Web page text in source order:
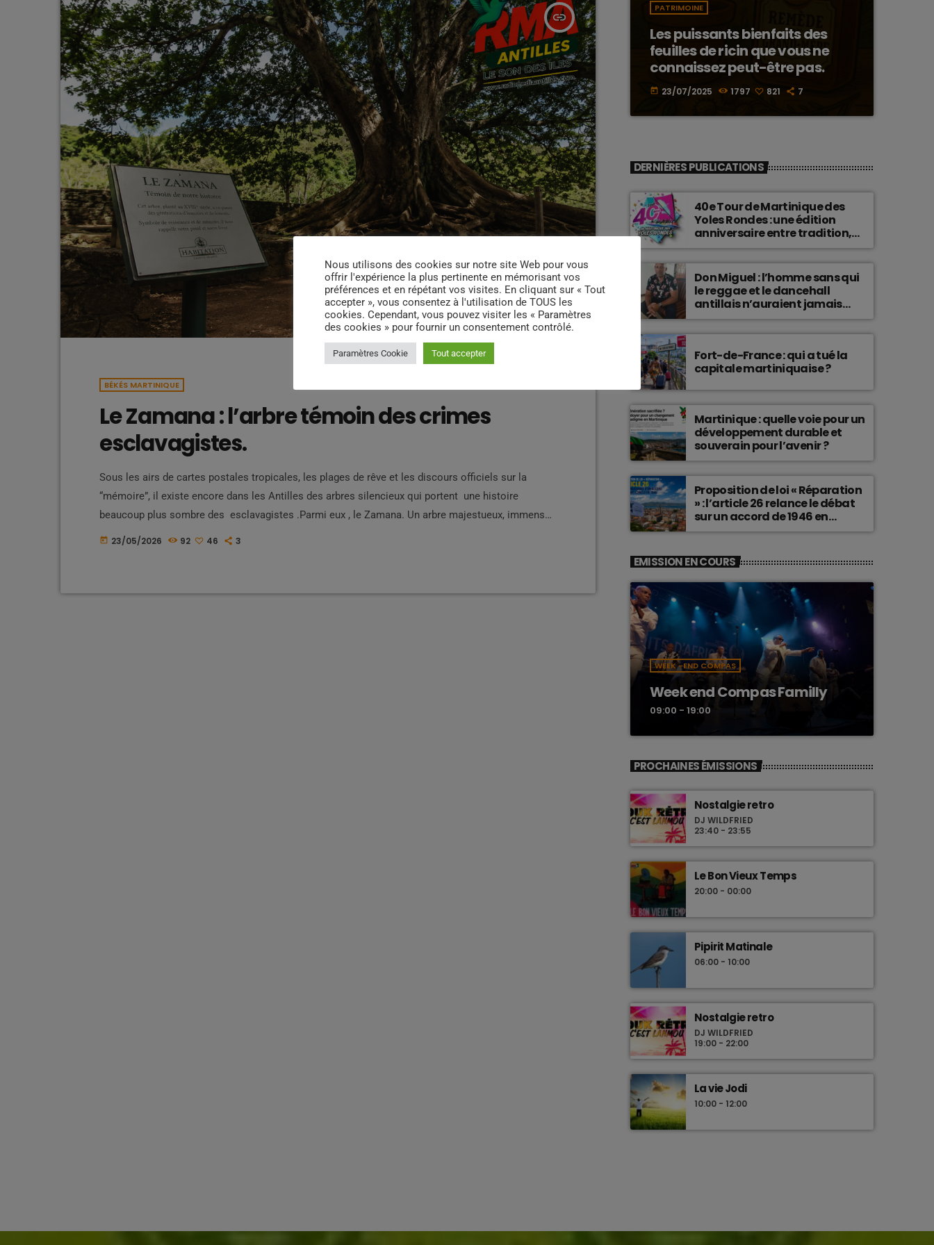
insert_link
BÉKÉS MARTINIQUE
Le Zamana : l’arbre témoin des crimes
esclavagistes.
Sous les airs de cartes postales tropicales, les plages de rêve et les discours officiels sur la
“mémoire”, il existe encore dans les Antilles des arbres silencieux qui portent une histoire
beaucoup plus sombre des esclavagistes .Parmi eux , le Zamana. Un arbre majestueux, immense,
parfois présenté aujourd’hui comme patrimoine naturel ou attraction touristique. Pourtant pour les
today 23/05/2026 92 46 3
PATRIMOINE
Les puissants bienfaits des
feuilles de ricin que vous ne
connaissez peut-être pas.
today 23/07/2025 1797 821 7
DERNIÈRES PUBLICATIONS
40e Tour de Martinique des
Yoles Rondes : une édition
anniversaire entre tradition,
passion et fierté
martiniquaise.
Don Miguel : l’homme sans qui
le reggae et le dancehall
antillais n’auraient jamais
connu une telle histoire.
Fort-de-France : qui a tué la
capitale martiniquaise ?
Martinique : quelle voie pour un
développement durable et
souverain pour l’avenir ?
Proposition de loi « Réparation
» : l’article 26 relance le débat
sur un accord de 1946 en
Martinique
EMISSION EN COURS
WEEK -END COMPAS
Week end Compas Familly
09:00 - 19:00
PROCHAINES ÉMISSIONS
Nostalgie retro
DJ WILDFRIED
23:40 - 23:55
Le Bon Vieux Temps
20:00 - 00:00
Pipirit Matinale
06:00 - 10:00
Nostalgie retro
DJ WILDFRIED
19:00 - 22:00
La vie Jodi
10:00 - 12:00
Nous utilisons des cookies sur notre site Web pour vous
offrir l'expérience la plus pertinente en mémorisant vos
préférences et en répétant vos visites. En cliquant sur « Tout
accepter », vous consentez à l'utilisation de TOUS les
cookies. Cependant, vous pouvez visiter les « Paramètres
des cookies » pour fournir un consentement contrôlé.
Paramètres Cookie Tout accepter